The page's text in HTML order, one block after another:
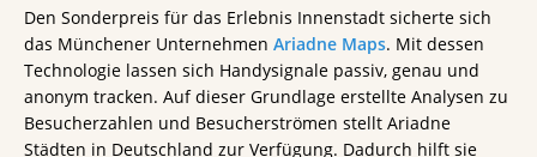
Den Sonderpreis für das Erlebnis Innenstadt sicherte sich
das Münchener Unternehmen Ariadne Maps. Mit dessen
Technologie lassen sich Handysignale passiv, genau und
anonym tracken. Auf dieser Grundlage erstellte Analysen zu
Besucherzahlen und Besucherströmen stellt Ariadne
Städten in Deutschland zur Verfügung. Dadurch hilft sie